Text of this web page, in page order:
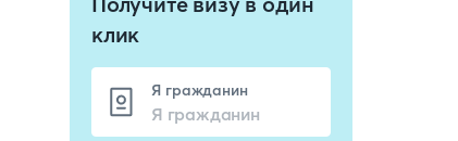
клик
Я гражданин